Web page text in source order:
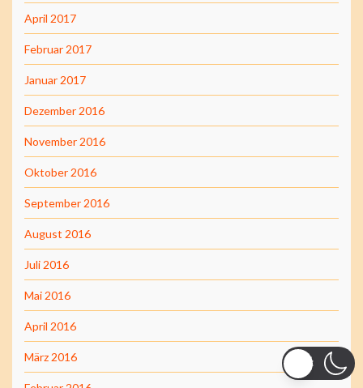
April 2017
Februar 2017
Januar 2017
Dezember 2016
November 2016
Oktober 2016
September 2016
August 2016
Juli 2016
Mai 2016
April 2016
März 2016